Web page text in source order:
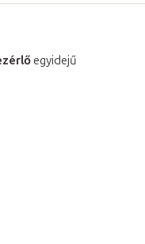
egyidejű